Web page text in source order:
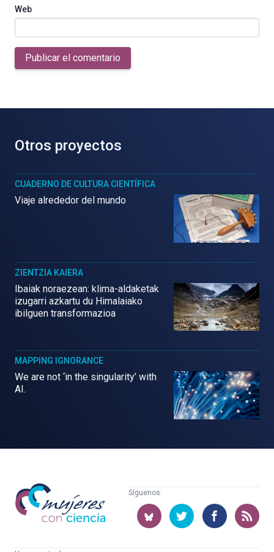
Web
Publicar el comentario
Otros proyectos
CUADERNO DE CULTURA CIENTÍFICA
Viaje alrededor del mundo
ZIENTZIA KAIERA
Ibaiak noraezean: klima-aldaketak
izugarri azkartu du Himalaiako
ibilguen transformazioa
MAPPING IGNORANCE
We are not ‘in the singularity’ with
AI.
Mujeres
con
ciencia
Síguenos: